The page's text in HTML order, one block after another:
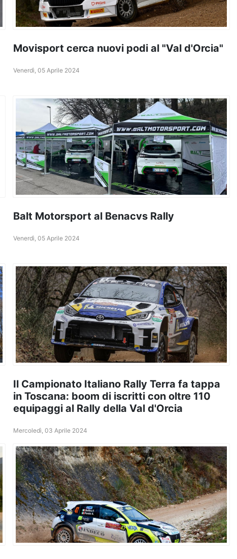
Movisport cerca nuovi podi al "Val d'Orcia"
Venerdì, 05 Aprile 2024
Balt Motorsport al Benacvs Rally
Venerdì, 05 Aprile 2024
Il Campionato Italiano Rally Terra fa tappa
in Toscana: boom di iscritti con oltre 110
equipaggi al Rally della Val d'Orcia
Mercoledì, 03 Aprile 2024